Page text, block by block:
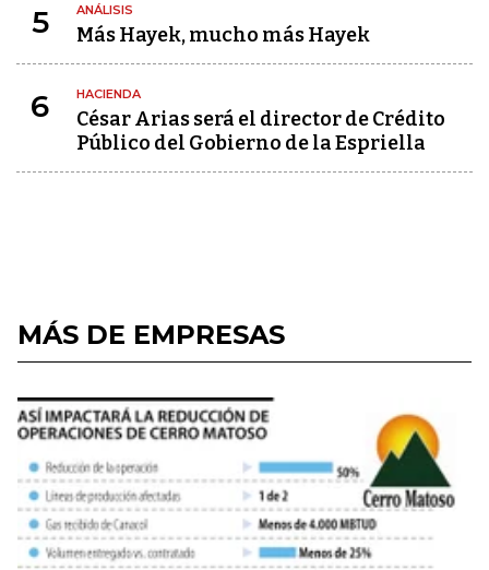
5 ANÁLISIS
Más Hayek, mucho más Hayek
6 HACIENDA
César Arias será el director de Crédito
Público del Gobierno de la Espriella
MÁS DE EMPRESAS